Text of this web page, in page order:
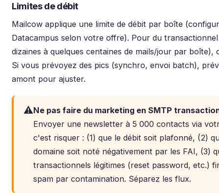
Limites de débit
Mailcow applique une limite de débit par boîte
Datacampus selon votre offre). Pour du
dizaines à quelques centaines de mails/jour par
Si vous prévoyez des pics (synchro, envoi batch),
amont pour ajuster.
⚠️Ne pas faire du marketing en SMTP
Envoyer une newsletter à 5 000 contacts via
c'est risquer : (1) que le débit soit plafonné, (2)
domaine soit noté négativement par les FAI, (3)
transactionnels légitimes (reset password, etc.)
spam par contamination. Séparez les flux.